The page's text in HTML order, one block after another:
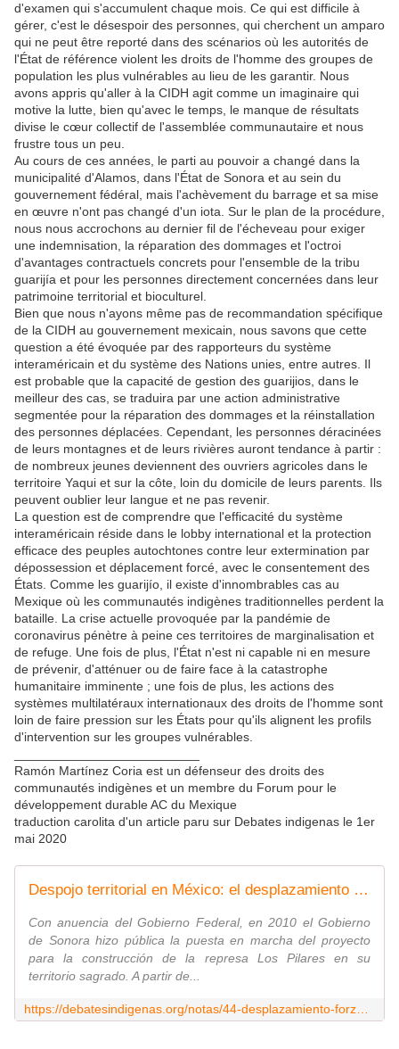
d'examen qui s'accumulent chaque mois. Ce qui est difficile à
gérer, c'est le désespoir des personnes, qui cherchent un amparo
qui ne peut être reporté dans des scénarios où les autorités de
l'État de référence violent les droits de l'homme des groupes de
population les plus vulnérables au lieu de les garantir. Nous
avons appris qu'aller à la CIDH agit comme un imaginaire qui
motive la lutte, bien qu'avec le temps, le manque de résultats
divise le cœur collectif de l'assemblée communautaire et nous
frustre tous un peu.
Au cours de ces années, le parti au pouvoir a changé dans la
municipalité d'Alamos, dans l'État de Sonora et au sein du
gouvernement fédéral, mais l'achèvement du barrage et sa mise
en œuvre n'ont pas changé d'un iota. Sur le plan de la procédure,
nous nous accrochons au dernier fil de l'écheveau pour exiger
une indemnisation, la réparation des dommages et l'octroi
d'avantages contractuels concrets pour l'ensemble de la tribu
guarijía et pour les personnes directement concernées dans leur
patrimoine territorial et bioculturel.
Bien que nous n'ayons même pas de recommandation spécifique
de la CIDH au gouvernement mexicain, nous savons que cette
question a été évoquée par des rapporteurs du système
interaméricain et du système des Nations unies, entre autres. Il
est probable que la capacité de gestion des guarijios, dans le
meilleur des cas, se traduira par une action administrative
segmentée pour la réparation des dommages et la réinstallation
des personnes déplacées. Cependant, les personnes déracinées
de leurs montagnes et de leurs rivières auront tendance à partir :
de nombreux jeunes deviennent des ouvriers agricoles dans le
territoire Yaqui et sur la côte, loin du domicile de leurs parents. Ils
peuvent oublier leur langue et ne pas revenir.
La question est de comprendre que l'efficacité du système
interaméricain réside dans le lobby international et la protection
efficace des peuples autochtones contre leur extermination par
dépossession et déplacement forcé, avec le consentement des
États. Comme les guarijío, il existe d'innombrables cas au
Mexique où les communautés indigènes traditionnelles perdent la
bataille. La crise actuelle provoquée par la pandémie de
coronavirus pénètre à peine ces territoires de marginalisation et
de refuge. Une fois de plus, l'État n'est ni capable ni en mesure
de prévenir, d'atténuer ou de faire face à la catastrophe
humanitaire imminente ; une fois de plus, les actions des
systèmes multilatéraux internationaux des droits de l'homme sont
loin de faire pression sur les États pour qu'ils alignent les profils
d'intervention sur les groupes vulnérables.
Ramón Martínez Coria est un défenseur des droits des
communautés indigènes et un membre du Forum pour le
développement durable AC du Mexique
traduction carolita d'un article paru sur Debates indigenas le 1er
mai 2020
Despojo territorial en México: el desplazamiento forzado de la tribu guarijía
Con anuencia del Gobierno Federal, en 2010 el Gobierno
de Sonora hizo pública la puesta en marcha del proyecto
para la construcción de la represa Los Pilares en su
territorio sagrado. A partir de...